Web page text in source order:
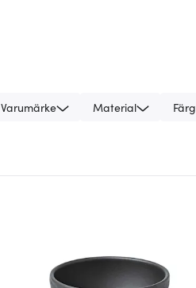
Varumärke Material Färg